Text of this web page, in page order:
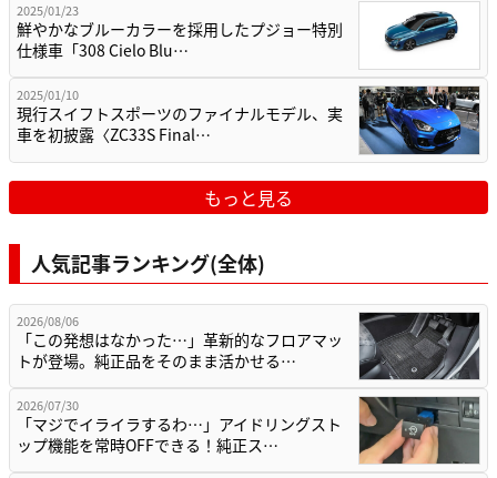
2025/01/23
鮮やかなブルーカラーを採用したプジョー特別
仕様車「308 Cielo Blu…
2025/01/10
現行スイフトスポーツのファイナルモデル、実
車を初披露〈ZC33S Final…
もっと見る
人気記事ランキング(全体)
2026/08/06
「この発想はなかった…」革新的なフロアマッ
トが登場。純正品をそのまま活かせる…
2026/07/30
「マジでイライラするわ…」アイドリングスト
ップ機能を常時OFFできる！純正ス…